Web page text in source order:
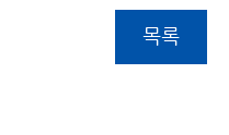
목록